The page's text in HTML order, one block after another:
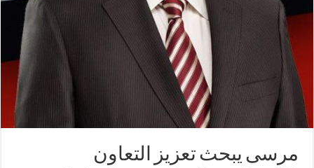
مرسى يبحث تعزيز التعاون